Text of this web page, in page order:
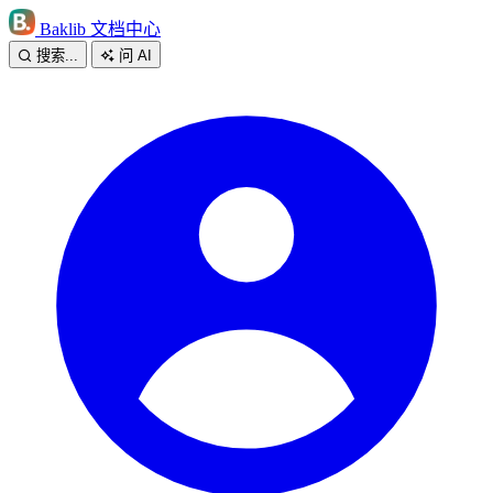
Baklib 文档中心
搜索... 问 AI